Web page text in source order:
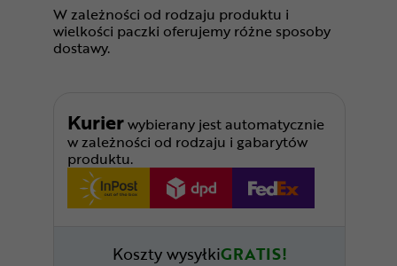
W zależności od rodzaju produktu i
wielkości paczki oferujemy różne sposoby
dostawy.
Kurierwybierany jest automatycznie
w zależności od rodzaju i gabarytów
produktu.
Koszty wysyłkiGRATIS!